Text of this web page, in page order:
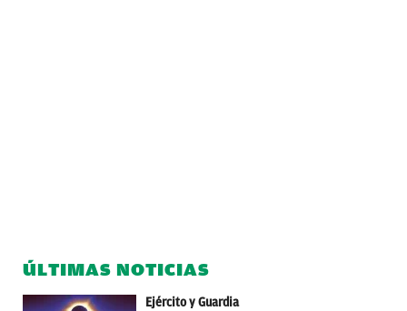
ÚLTIMAS NOTICIAS
Ejército y Guardia